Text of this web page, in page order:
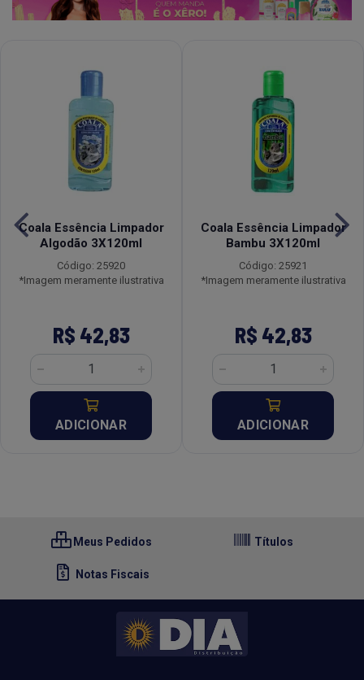
Coala Essência Limpador
Algodão 3X120ml
Código: 25920
*Imagem meramente ilustrativa
R$ 42,83
ADICIONAR
Coala Essência Limpador
Bambu 3X120ml
Código: 25921
*Imagem meramente ilustrativa
R$ 42,83
ADICIONAR
Meus Pedidos Títulos
Notas Fiscais